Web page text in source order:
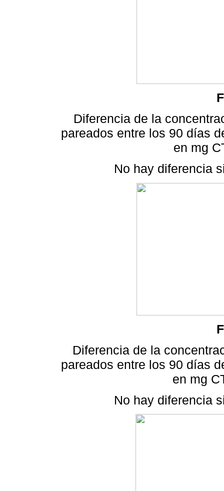
Diferencia de la
pareados entre los 90 días
en mg
No hay diferencia
Diferencia de la
pareados entre los 90 días
en mg
No hay diferencia